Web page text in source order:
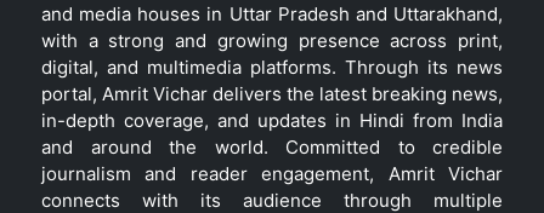
and media houses in Uttar Pradesh and Uttarakhand,
with a strong and growing presence across print,
digital, and multimedia platforms. Through its news
portal, Amrit Vichar delivers the latest breaking news,
in-depth coverage, and updates in Hindi from India
and around the world. Committed to credible
journalism and reader engagement, Amrit Vichar
connects with its audience through multiple